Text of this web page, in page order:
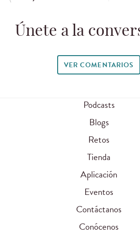
Únete a la
VER COMENTARIOS
Podcasts
Blogs
Retos
Tienda
Aplicación
Eventos
Contáctanos
Conócenos